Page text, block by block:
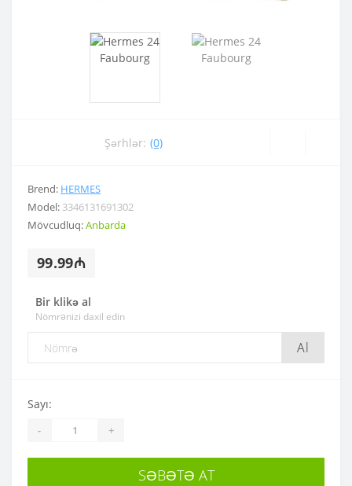
Şərhlər: (0)
Brend: HERMES
Model: 3346131691302
Mövcudluq:Anbarda
99.99₼
Bir klikə al
Nömrənizi daxil edin
Al
Sayı:
- +
SƏBƏTƏ AT